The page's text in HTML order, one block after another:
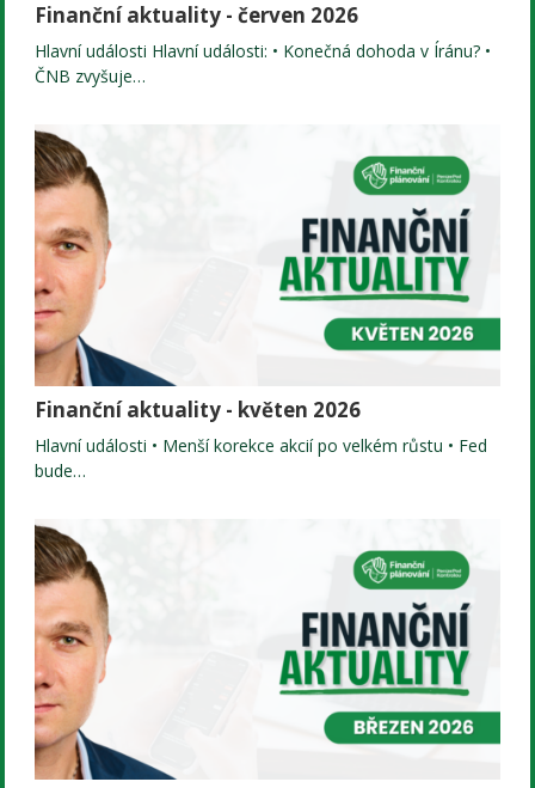
Finanční aktuality - červen 2026
Hlavní události Hlavní události: • Konečná dohoda v Íránu? •
ČNB zvyšuje…
Finanční aktuality - květen 2026
Hlavní události • Menší korekce akcií po velkém růstu • Fed
bude…